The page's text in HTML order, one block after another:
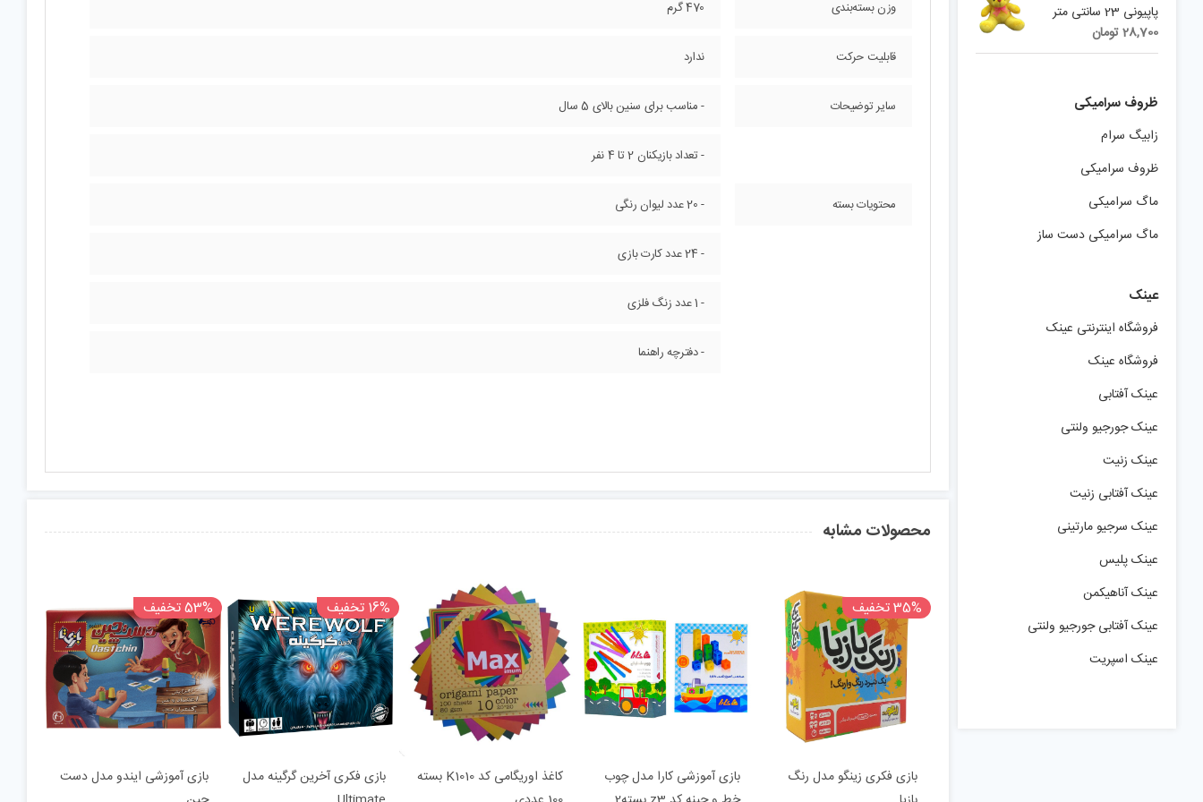
وزن بسته‌بندی 470 گرم
قابلیت حرکت ندارد
سایر توضیحات - مناسب برای سنین بالای 5 سال
- تعداد بازیکنان 2 تا 4 نفر
محتویات بسته - 20 عدد لیوان رنگی
- 24 عدد کارت بازی
- 1 عدد زنگ فلزی
- دفترچه راهنما
محصولات مشابه
35% تخفیف
بازی فکری زینگو مدل رنگ
بازی آموزشی کارا مدل چوب
کاغذ اوریگامی کد K1010 بسته
16% تخفیف
بازی فکری آخرین گرگینه مدل
53% تخفیف
بازی آموزشی ایندو مدل دست
پاپیونی 23 سانتی متر
28,700تومان
ظروف سرامیکی
زابیگ سرام
ظروف سرامیکی
ماگ سرامیکی
ماگ سرامیکی دست ساز
عینک
فروشگاه اینترنتی عینک
فروشگاه عینک
عینک آفتابی
عینک جورجیو ولنتی
عینک زنیت
عینک آفتابی زنیت
عینک سرجیو مارتینی
عینک پلیس
عینک آناهیکمن
عینک آفتابی جورجیو ولنتی
عینک اسپریت